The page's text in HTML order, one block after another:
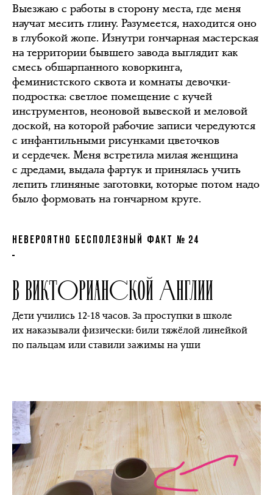
Выезжаю с работы в сторону места, где меня
научат месить глину. Разумеется, находится оно
в глубокой жопе. Изнутри гончарная мастерская
на территории бывшего завода выглядит как
смесь обшарпанного коворкинга,
феминистского сквота и комнаты девочки-
подростка: светлое помещение с кучей
инструментов, неоновой вывеской и меловой
доской, на которой рабочие записи чередуются
с инфантильными рисунками цветочков
и сердечек. Меня встретила милая женщина
с дредами, выдала фартук и принялась учить
лепить глиняные заготовки, которые потом надо
было формовать на гончарном круге.
НЕВЕРОЯТНО БЕСПОЛЕЗНЫЙ ФАКТ № 24
В ВИКТОРИАНСКОЙ АНГЛИИ
Дети учились 12-18 часов. За проступки в школе
их наказывали физически: били тяжёлой линейкой
по пальцам или ставили зажимы на уши